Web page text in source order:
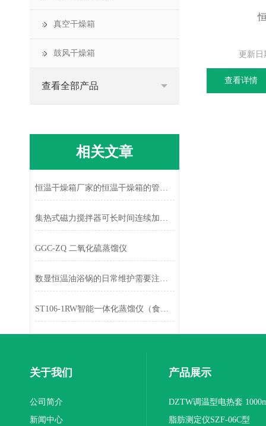
真空干燥箱
鼓风干燥箱
查看全部产品
相关文章
恒温干燥箱厂家的恒温干燥箱的管理要求
集热式磁力搅拌器可长时间连续加热恒温
GGC-ZQ 二氧化硫蒸馏仪
数显恒温油浴锅的日常维护需要注意哪些
ST106-1RW智能一体化蒸馏仪（食品用）
更新日
查看详情
关于我们
公司简介
新闻中心
产品展示
DZTW调温型电热套
联
脂肪测定仪SZF-06C型